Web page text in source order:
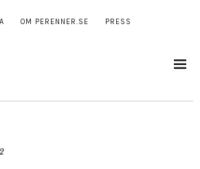
OM PERENNER.SE PRESS